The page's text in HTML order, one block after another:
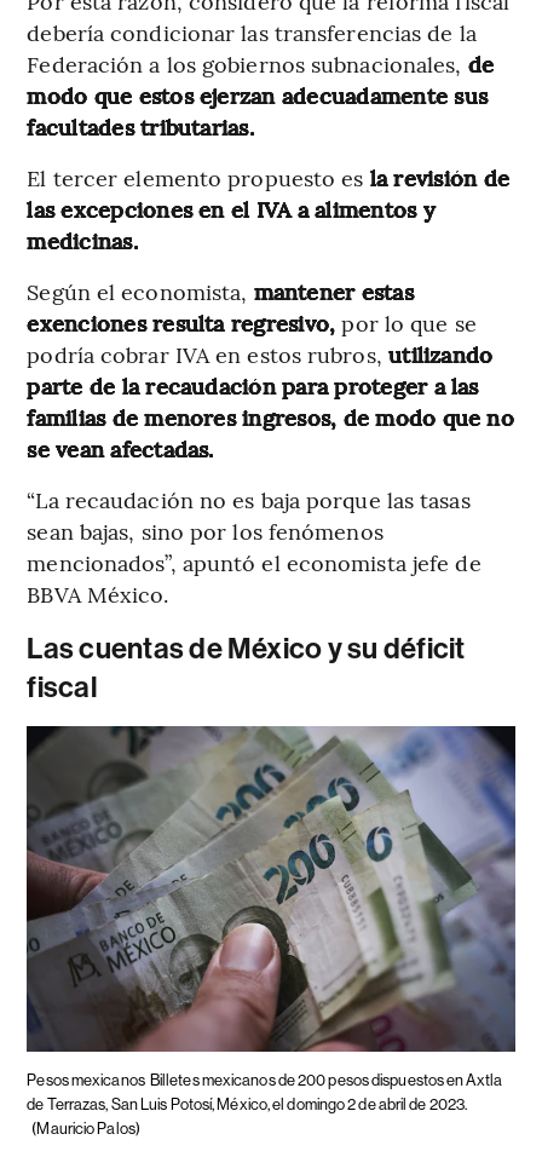
debería condicionar las transferencias de la
Federación a los gobiernos subnacionales, de
modo que estos ejerzan adecuadamente sus
facultades tributarias.
El tercer elemento propuesto es la revisión de
las excepciones en el IVA a alimentos y
medicinas.
Según el economista, mantener estas
exenciones resulta regresivo, por lo que se
podría cobrar IVA en estos rubros, utilizando
parte de la recaudación para proteger a las
familias de menores ingresos, de modo que no
se vean afectadas.
“La recaudación no es baja porque las tasas
sean bajas, sino por los fenómenos
mencionados”, apuntó el economista jefe de
BBVA México.
Las cuentas de México y su déficit
fiscal
Pesos mexicanos Billetes mexicanos de 200 pesos dispuestos en Axtla
de Terrazas, San Luis Potosí, México, el domingo 2 de abril de 2023.
(Mauricio Palos)